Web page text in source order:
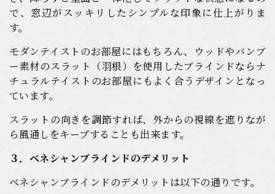
で、窓辺がスッキリしたシンプルな印象に仕上がりま
す。
モダンテイストのお部屋にはもちろん、ウッドやバンブ
ー素材のスラット（羽根）を使用したブラインドならナ
チュラルテイストのお部屋にもよく合うデザインとなっ
ています。
スラットの向きを調節すれば、外からの視線を遮りなが
ら風通しをキープすることも出来ます。
３．ベネシャンブラインドのデメリット
ベネシャンブラインドのデメリットは以下の通りです。